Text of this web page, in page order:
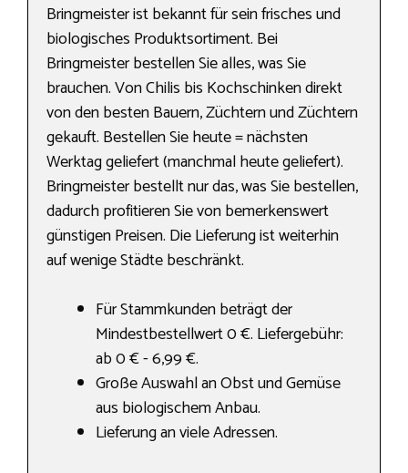
Bringmeister ist bekannt für sein frisches und
biologisches Produktsortiment. Bei
Bringmeister bestellen Sie alles, was Sie
brauchen. Von Chilis bis Kochschinken direkt
von den besten Bauern, Züchtern und Züchtern
gekauft. Bestellen Sie heute = nächsten
Werktag geliefert (manchmal heute geliefert).
Bringmeister bestellt nur das, was Sie bestellen,
dadurch profitieren Sie von bemerkenswert
günstigen Preisen. Die Lieferung ist weiterhin
auf wenige Städte beschränkt.
Für Stammkunden beträgt der
Mindestbestellwert 0 €. Liefergebühr:
ab 0 € - 6,99 €.
Große Auswahl an Obst und Gemüse
aus biologischem Anbau.
Lieferung an viele Adressen.